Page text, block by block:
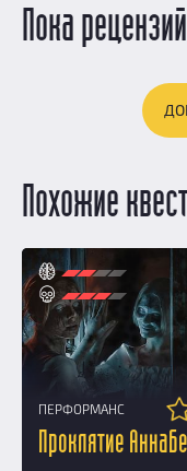
Пока
Похожие
ПЕРФОРМАНС
Проклятие